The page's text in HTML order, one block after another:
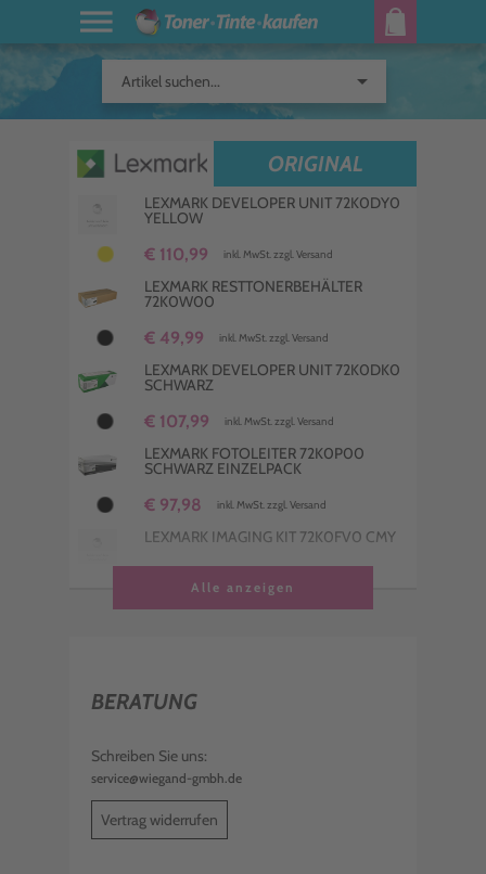
Artikel suchen... arrow_drop_down
ORIGINAL
LEXMARK DEVELOPER UNIT 72K0DY0
YELLOW
€ 110,99 inkl. MwSt. zzgl. Versand
LEXMARK RESTTONERBEHÄLTER
72K0W00
€ 49,99 inkl. MwSt. zzgl. Versand
LEXMARK DEVELOPER UNIT 72K0DK0
SCHWARZ
€ 107,99 inkl. MwSt. zzgl. Versand
LEXMARK FOTOLEITER 72K0P00
SCHWARZ EINZELPACK
€ 97,98 inkl. MwSt. zzgl. Versand
LEXMARK IMAGING KIT 72K0FV0 CMY
€ 670,99 inkl. MwSt. zzgl. Versand
LEXMARK IMAGING KIT 72K0FK0
€ 137,99
LEXMARK DEVELOPER UNIT 72K0DC0
CYAN
€ 110,99 inkl. MwSt. zzgl. Versand
Alle anzeigen
BERATUNG
Schreiben Sie uns:
service@wiegand-gmbh.de
Vertrag widerrufen